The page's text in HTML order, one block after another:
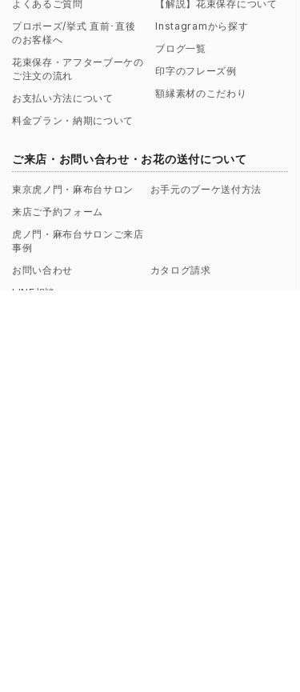
よくあるご質問
プロポーズ/挙式 直前･直後
のお客様へ
花束保存・アフターブーケの
ご注文の流れ
お支払い方法について
料金プラン・納期について
【解説】花束保存について
Instagramから探す
ブログ一覧
印字のフレーズ例
額縁素材のこだわり
ご来店・お問い合わせ・お花の送付について
東京虎ノ門・麻布台サロン
来店ご予約フォーム
虎ノ門・麻布台サロンご来店
事例
お手元のブーケ送付方法
お問い合わせ
カタログ請求
LINE相談